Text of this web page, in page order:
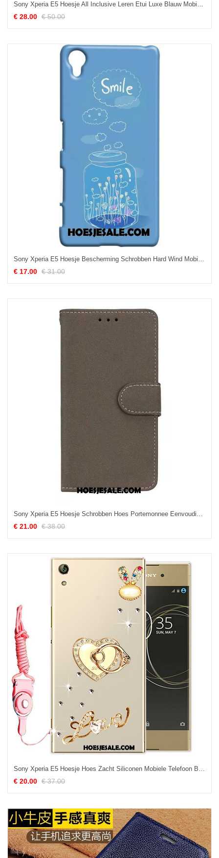
Sony Xperia E5 Hoesje All Inclusive Leren Etui Luxe Blauw Mobiele Telefoon Online
€ 28.00 € 50.00
Sony Xperia E5 Hoesje Bescherming Schrobben Hard Wind Mobiele Telefoon Goedkoop
€ 17.00 € 31.00
Sony Xperia E5 Hoesje Schrobben Hoes Portemonnee Eenvoudige Leren Etui Aanbiedingen
€ 21.00 € 38.00
Sony Xperia E5 Hoesje Hoes Zacht Siliconen Mobiele Telefoon Bescherming Sale
€ 20.00 € 37.00